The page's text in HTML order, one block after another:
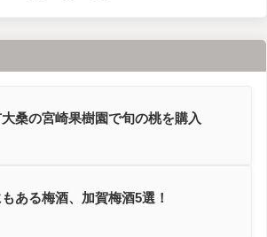
桑の宮崎果樹園で旬の桃を購入
ある梅酒、加賀梅酒5選！